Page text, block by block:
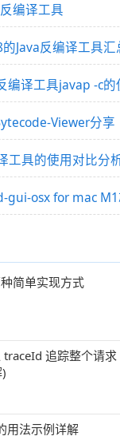
编译工具
Java反编译工具汇
编译工具javap -c的
Viewer分享
工具的使用对比分
简单实现方式
追踪整个请求
用法示例详解